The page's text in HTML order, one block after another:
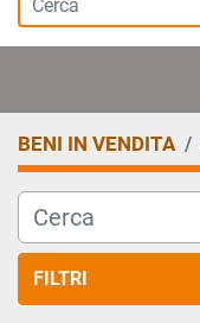
BENI IN VENDITA
FILTRI